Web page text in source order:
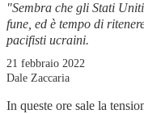
"Sembra che gli Stati
fune, ed è tempo di
pacifisti ucraini.
21 febbraio 2022
Dale Zaccaria
In queste ore sale la